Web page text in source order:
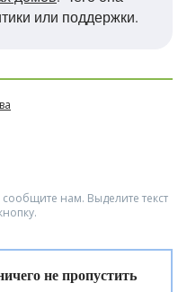
или поддержки.
нам. Выделите текст
не пропустить